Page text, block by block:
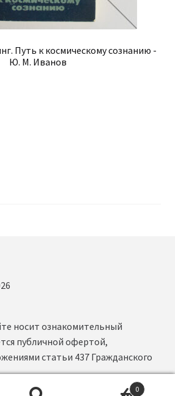
Путь к космическому сознанию -
Ю. М. Иванов
0
носит ознакомительный
публичной офертой,
статьи 437 Гражданского